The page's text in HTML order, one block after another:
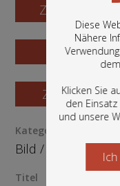
Diese
Nähere
Klicken Sie
den
und unsere
In diesem
Zum
Zur Vorschau
Zur
Kategorie / Medientyp
Bild/ Fotografie
Titel